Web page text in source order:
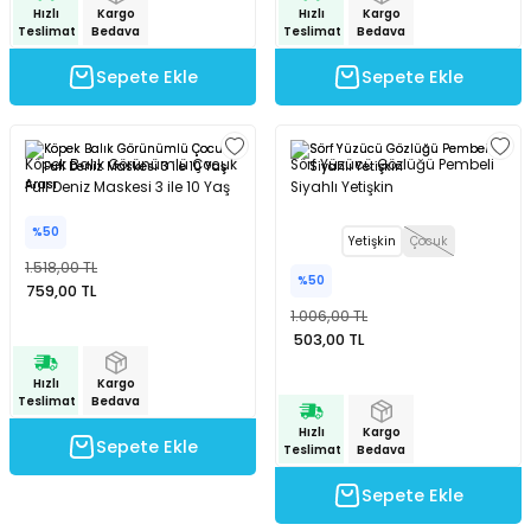
Hızlı
Teslimat
Kargo
Bedava
Sepete Ekle
Hızlı
Teslimat
Kargo
Bedava
Sepete Ekle
Köpek Balık Görünümlü Çocuk
Full Deniz Maskesi 3 ile 10 Yaş
%50
1.518,00 TL
759,00 TL
Hızlı
Teslimat
Kargo
Bedava
Sepete Ekle
Sörf Yüzücü Gözlüğü Pembeli
Siyahlı Yetişkin
Yetişkin Çocuk
%50
1.006,00 TL
503,00 TL
Hızlı
Teslimat
Kargo
Bedava
Sepete Ekle